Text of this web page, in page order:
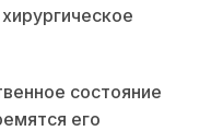
состояние
его